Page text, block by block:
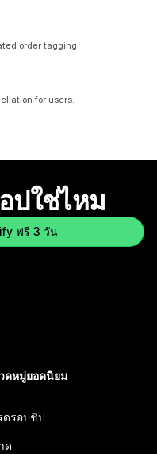
order tagging.
for users.
ปใช่ไหม
ฟรี 3 วัน
ดหมู่ยอดนิยม
ดรอปชิป
ด